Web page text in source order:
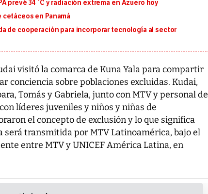
prevé 34 °C y radiación extrema en Azuero hoy
en Panamá
de cooperación para incorporar tecnología al sector
visitó la comarca de Kuna Yala para compartir
conciencia sobre poblaciones excluidas. Kudai,
Tomás y Gabriela, junto con MTV y personal de
líderes juveniles y niños y niñas de
el concepto de exclusión y lo que significa
será transmitida por MTV Latinoamérica, bajo el
entre MTV y UNICEF América Latina, en